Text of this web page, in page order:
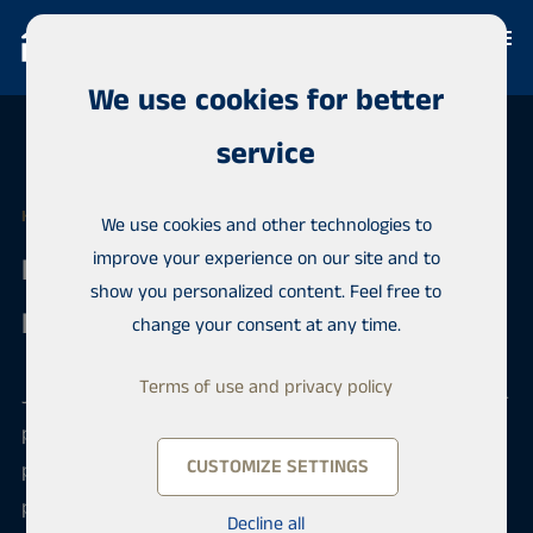
HABITA MÄNTSÄLÄ
Real Estate Agent /
Kiinteistönvälittäjä, LKV
Jos kiinteistönvälitys on vahvuutesi ja sinulla on LKV-
pätevyys, saatat olla uusi työkaverimme. Meillä
pääset vaikuttamaan palkkaasi ja työaikoihin. Lisäksi
pidämme huolen ammattitaitosi jatkuvasta
We use cookies for better
service
We use cookies and other technologies to
improve your experience on our site and to
show you personalized content. Feel free to
change your consent at any time.
Terms of use and privacy policy
CUSTOMIZE SETTINGS
Decline all